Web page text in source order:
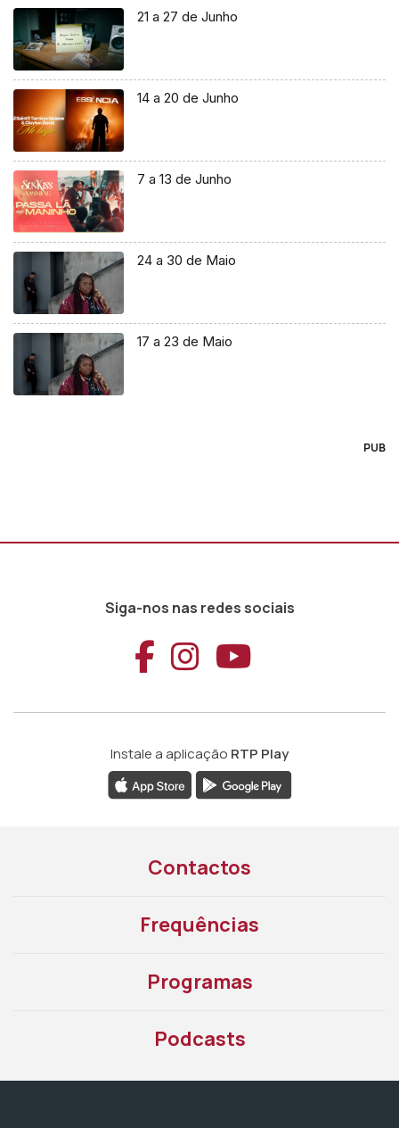
21 a 27 de Junho
14 a 20 de Junho
7 a 13 de Junho
24 a 30 de Maio
17 a 23 de Maio
PUB
Siga-nos nas redes sociais
Aceder ao
Aceder ao
Aceder
Instale a aplicação RTP Play
Contactos
Frequências
Programas
Podcasts